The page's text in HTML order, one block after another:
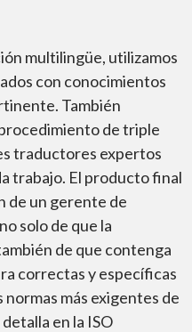
multilingüe, utilizamos
con conocimientos
También
de triple
traductores expertos
trabajo. El producto final
de un gerente de
solo de que la
de que contenga
correctas y específicas
normas más exigentes de
en la ISO